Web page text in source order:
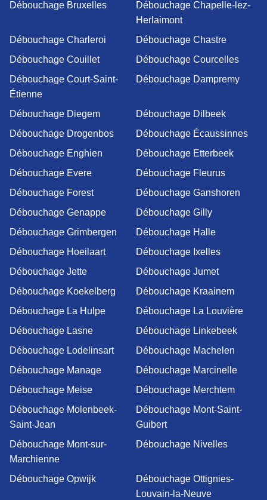
Débouchage Bruxelles
Débouchage Chapelle-lez-
Herlaimont
Débouchage Charleroi
Débouchage Chastre
Débouchage Couillet
Débouchage Courcelles
Débouchage Court-Saint-
Étienne
Débouchage Dampremy
Débouchage Diegem
Débouchage Dilbeek
Débouchage Drogenbos
Débouchage Écaussinnes
Débouchage Enghien
Débouchage Etterbeek
Débouchage Evere
Débouchage Fleurus
Débouchage Forest
Débouchage Ganshoren
Débouchage Genappe
Débouchage Gilly
Débouchage Grimbergen
Débouchage Halle
Débouchage Hoeilaart
Débouchage Ixelles
Débouchage Jette
Débouchage Jumet
Débouchage Koekelberg
Débouchage Kraainem
Débouchage La Hulpe
Débouchage La Louvière
Débouchage Lasne
Débouchage Linkebeek
Débouchage Lodelinsart
Débouchage Machelen
Débouchage Manage
Débouchage Marcinelle
Débouchage Meise
Débouchage Merchtem
Débouchage Molenbeek-
Saint-Jean
Débouchage Mont-Saint-
Guibert
Débouchage Mont-sur-
Marchienne
Débouchage Nivelles
Débouchage Opwijk
Débouchage Ottignies-
Louvain-la-Neuve